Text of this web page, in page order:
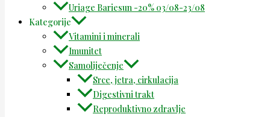
Uriage Bariesun -20% 03/08-23/08
Kategorije
Vitamini i minerali
Imunitet
Samoliječenje
Srce, jetra, cirkulacija
Digestivni trakt
Reproduktivno zdravlje